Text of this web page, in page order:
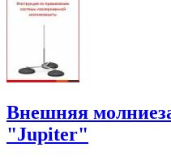
Внешняя
"Jupiter"